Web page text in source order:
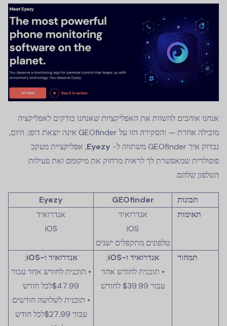
אנחנו אוהבים להשוות את האפליקציות שאנחנו בודקים לאפליקציה
מובילה אחרת — והסקירה הזו על GEOfinder אינה יוצאת דופן. היום,
נבדוק איך GEOfinder משתווה ל-
Eyezy, אפליקציית מעקב
פופולרית שמאפשרת לך לראות מרחוק את מיקומם ואת פעילות
הטלפון שלהם.
תכונות GEOfinder
Eyezy
תאימות
אנדרואיד
iOS
טלפונים מתקפלים ישנים
אנדרואיד
iOS
תמחור אנדרואיד ו-iOS
;
• תוכנית לחודש אחד
עבור $39.99 לחודש
אנדרואיד ו-iOS
;
• תוכנית לחודש אחד עבור
$47.99לכל חודש
• תוכנית לשלושה חודשים
עבור $27.99לכל חודש